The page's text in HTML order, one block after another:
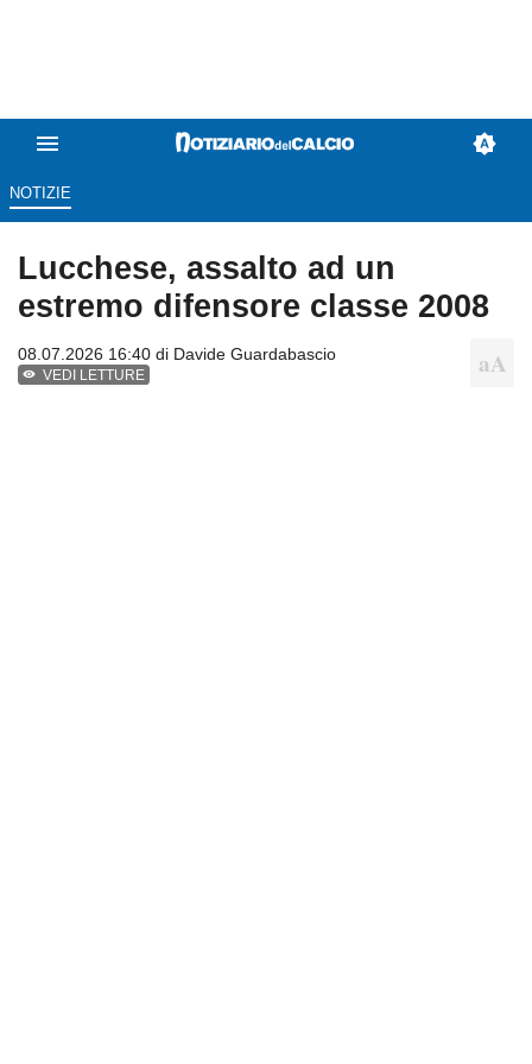
NOTIZIE
Lucchese, assalto ad un
estremo difensore classe 2008
08.07.2026 16:40 di Davide Guardabascio
VEDI LETTURE